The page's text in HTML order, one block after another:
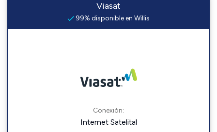
Viasat
99% disponible en Willis
Conexión:
Internet Satelital